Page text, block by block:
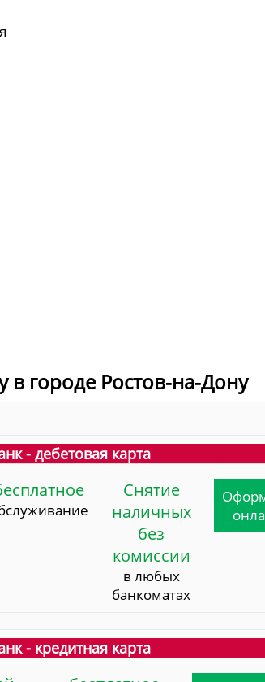
в городе Ростов-на-Дону
- дебетовая карта
Снятие
наличных
без
комиссии
в любых
банкоматах
- кредитная карта